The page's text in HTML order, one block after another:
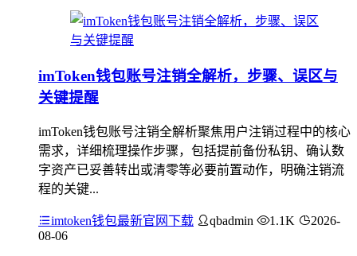
imToken钱包账号注销全解析，步骤、误区与
关键提醒
imToken钱包账号注销全解析聚焦用户注销过程中的核心
需求，详细梳理操作步骤，包括提前备份私钥、确认数
字资产已妥善转出或清零等必要前置动作，明确注销流
程的关键...
imtoken钱包最新官网下载 qbadmin 1.1K
2026-
08-06